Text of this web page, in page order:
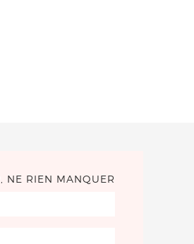
NE RIEN MANQUER